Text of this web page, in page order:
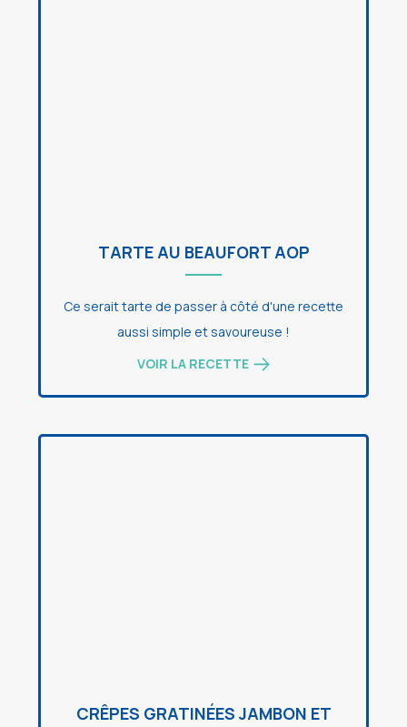
TARTE AU BEAUFORT AOP
Ce serait tarte de passer à côté d'une recette
aussi simple et savoureuse !
VOIR LA RECETTE
CRÊPES GRATINÉES JAMBON ET